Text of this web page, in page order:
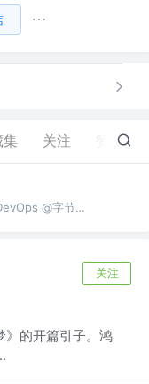
集 关注 29
Full Stack Software Engineer & DevOps @字节跳动
关注
》的开篇引子。鸿